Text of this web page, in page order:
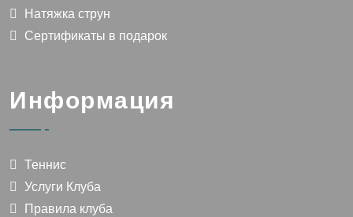
Натяжка струн
Сертификаты в подарок
Информация
Теннис
Услуги Клуба
Правила клуба